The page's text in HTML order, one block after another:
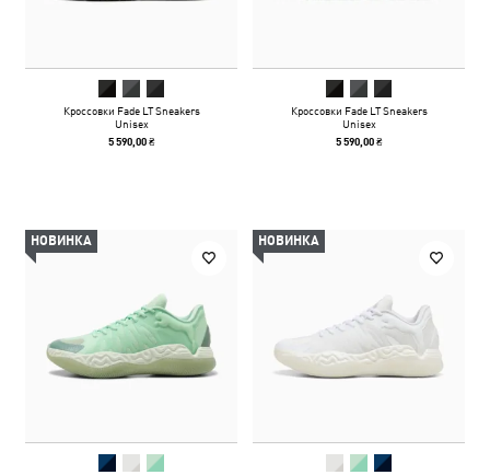
Кроссовки Fade LT Sneakers
Unisex
5 590,00 ₴
Кроссовки Fade LT Sneakers
Unisex
5 590,00 ₴
НОВИНКА НОВИНКА